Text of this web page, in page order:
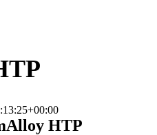
HTP